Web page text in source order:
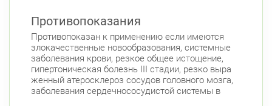
Чкаловская
Б. Монетная ул., д. 10 Круглосуточно
Горьковская
Петроградская
Чкаловская
Приморский район
Противопоказания
Противопоказан к применению если имеются
злокачественные новообразования, системные
заболевания крови, резкое общее истощение,
гипертоническая болезнь III стадии, резко выра
женный атеросклероз сосудов головного мозга,
заболевания сердечнососудистой системы в